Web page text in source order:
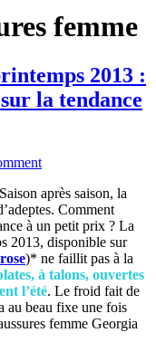
femme
2013 :
la tendance
Saison après saison, la
Comment
à un petit prix ? La
2013, disponible sur
)* ne faillit pas à la
à talons, ouvertes
l’été. Le froid fait de
au beau fixe une fois
femme Georgia